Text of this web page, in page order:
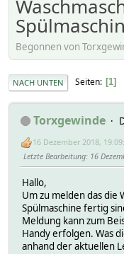
Begonnen von
NACH UNTEN Seiten 1
Torxgewinde
16 Dezember 2018,
Letzte Bearbeitung: 16
Hallo,
Um zu melden das die
Spülmaschine fertig
Meldung kann zum
Handy erfolgen. Was
anhand der aktuellen